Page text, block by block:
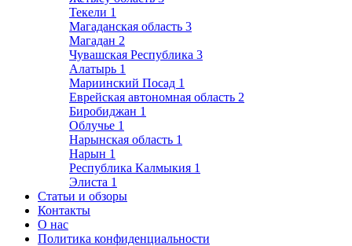
Текели 1
Магаданская область 3
Магадан 2
Чувашская Республика 3
Алатырь 1
Мариинский Посад 1
Еврейская автономная область 2
Биробиджан 1
Облучье 1
Нарынская область 1
Нарын 1
Республика Калмыкия 1
Элиста 1
Статьи и обзоры
Контакты
О нас
Политика конфиденциальности